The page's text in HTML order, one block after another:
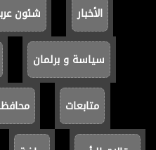
الأخبار شئون
سياسة و برلمان
متابعات